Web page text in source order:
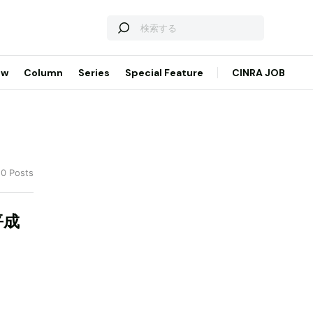
Column Series Special Feature CINRA JOB
Posts